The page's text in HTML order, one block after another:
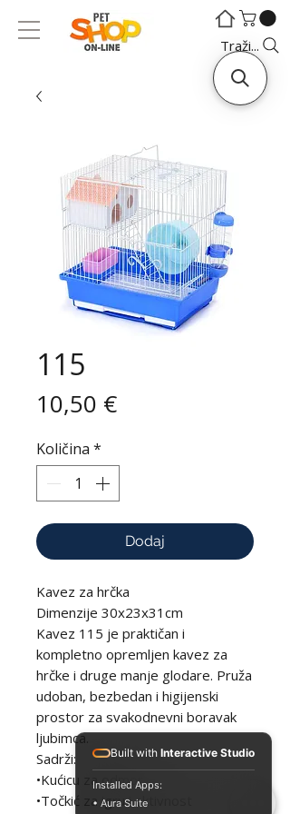
Traži...
115
10,50 €Cijena
Količina *
Dodaj
Kavez za hrčka
Dimenzije 30x23x31cm
Kavez 115 je praktičan i
kompletno opremljen kavez za
hrčke i druge manje glodare. Pruža
udoban, bezbedan i higijenski
prostor za svakodnevni boravak
ljubimca.
Sadrži:
•Kućicu za odmor
•Točkić za igru i aktivnost
Built with Interactive Studio
Installed Apps:
• Aura Suite